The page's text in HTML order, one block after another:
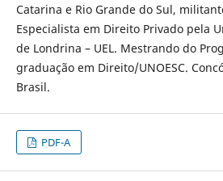
Catarina e Rio Grande do Sul,
Especialista em Direito Privado pela
de Londrina – UEL. Mestrando do
graduação em Direito/UNOESC.
Brasil.
PDF-A